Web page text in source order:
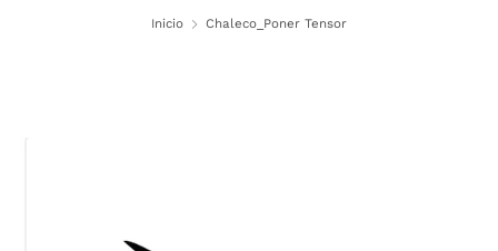
Inicio Chaleco_Poner Tensor